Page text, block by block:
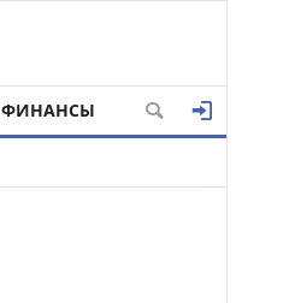
ФИНАНСЫ